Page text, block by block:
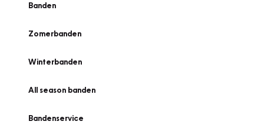
Banden
Zomerbanden
Winterbanden
All season banden
Bandenservice